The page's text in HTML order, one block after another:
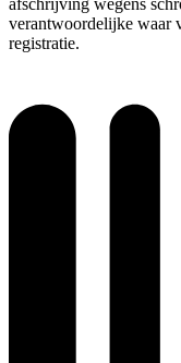
verantwoordelijke waar
registratie.